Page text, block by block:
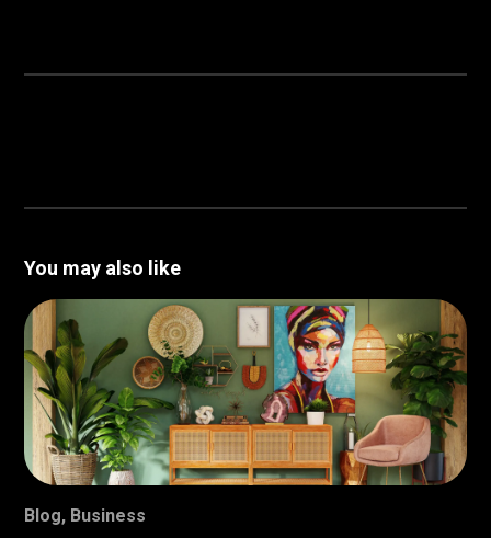
You may also like
Blog, Business